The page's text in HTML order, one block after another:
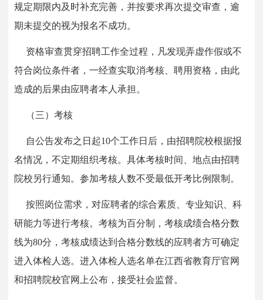
规定期限内及时补充完善，并按要求再次提交审查，逾
期未提交的视为报名不成功。
资格审查贯穿招聘工作全过程，凡发现弄虚作假或不
符合岗位条件者，一经查实取消考核、聘用资格，由此
造成的后果由应聘者本人承担。
（三）考核
自公告发布之日起10个工作日后，由招聘院校根据报
名情况，不定期组织考核。具体考核时间、地点由招聘
院校另行通知。参加考核人数不受最低开考比例限制。
按照岗位需求，对应聘者的综合素质、专业知识、科
研能力等进行考核。考核为百分制，考核成绩合格分数
线为80分，考核成绩达到合格分数线的应聘者方可确定
进入体检人选。进入体检人选名单在江西省教育厅官网
和招聘院校官网上公布，接受社会监督。